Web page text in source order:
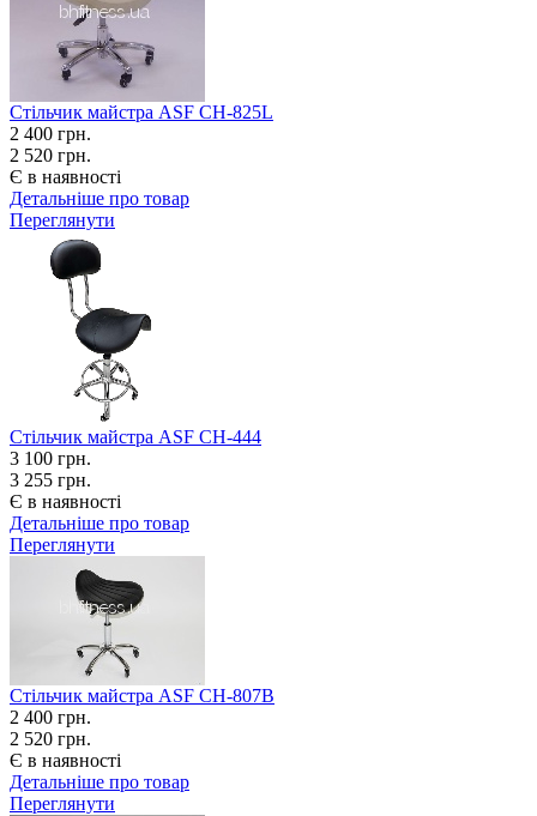
Стільчик майстра ASF CH-825L
2 400 грн.
2 520 грн.
Є в наявності
Детальніше про товар
Переглянути
Стільчик майстра ASF СН-444
3 100 грн.
3 255 грн.
Є в наявності
Детальніше про товар
Переглянути
Стільчик майстра ASF СН-807В
2 400 грн.
2 520 грн.
Є в наявності
Детальніше про товар
Переглянути